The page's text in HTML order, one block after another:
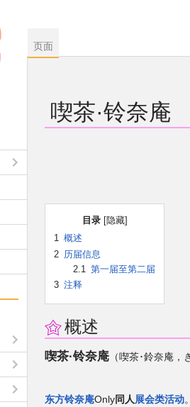
喫茶·铃奈庵
航
索
目录
1 概述
2 历届信息
2.1
第一届至第二届
3 注释
概述
喫茶·铃奈庵 （喫茶･鈴奈庵，
东方铃奈庵Only同人展会类活动。
页面